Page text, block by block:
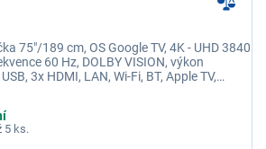
75"/189 cm, OS Google TV, 4K - UHD 3840
60 Hz, DOLBY VISION, výkon
3x HDMI, LAN, Wi-Fi, BT, Apple TV,
5 ks.